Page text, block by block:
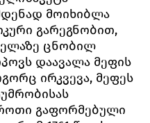
მოიხიბლა
გარეგნობით,
ცნობილ
დაავალა მეფის
ირკვევა, მეფეს
გაფორმებული